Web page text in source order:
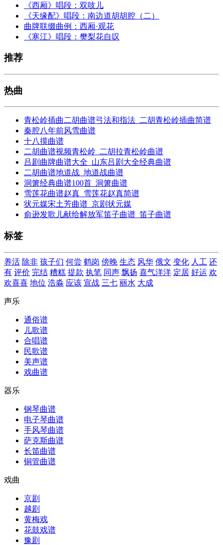
《西厢》唱段：双吱儿
《天缘配》唱段：南边道胡胡腔（二）
曲牌联缀曲例：西厢·观花
《寒江》唱段：樊梨花自叹
推荐
热曲
青松岭插曲二胡曲谱弓法和指法_二胡青松岭插曲简谱
秦腔八年前风雪曲谱
十八摸曲谱
二胡曲谱视频青松岭_二胡拉青松岭曲谱
吕剧曲牌曲谱大全_山东吕剧大全经典曲谱
二胡曲谱地道战_地道战曲谱
洞箫经典曲谱100首_洞箫曲谱
雪莲花曲谱赵真_雪莲花赵真简谱
状元媒宋土芳曲谱_京剧状元媒
俞逊发歌儿献给解放军笛子曲谱_笛子曲谱
标签
养活 除非 孩子们 何尝 鹤岗 傍晚 生态 风华 俄文 变化 人工 还
有 评价 完结 糟糕 提款 执笔 同声 飘扬 喜气洋洋 定居 好运 欢
欢喜喜 地位 浩淼 应该 宣战 三七 丽水 大成
声乐
通俗谱
儿歌谱
合唱谱
民歌谱
美声谱
戏曲谱
器乐
钢琴曲谱
电子琴曲谱
手风琴曲谱
萨克斯曲谱
长笛曲谱
铜管曲谱
戏曲
京剧
越剧
黄梅戏
花鼓戏谱
豫剧